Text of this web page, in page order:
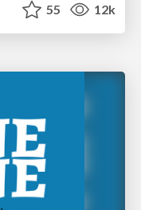
55 12k